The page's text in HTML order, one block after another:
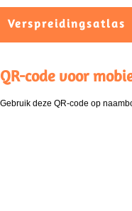
Verspreidingsatlas
QR-code voor
Gebruik deze QR-code op